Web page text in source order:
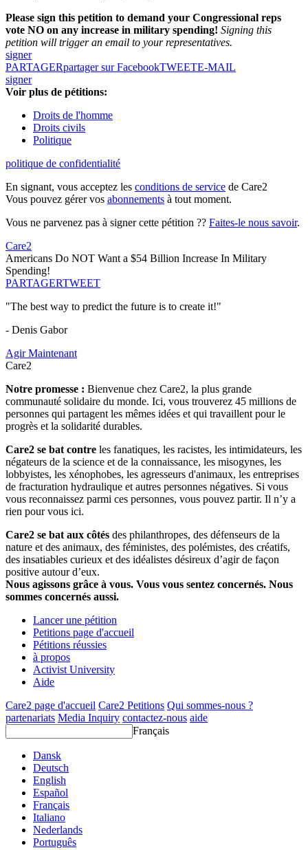
Please sign this petition to demand your Congressional reps
vote NO on any increase in military spending! Signing this
petition will trigger an email to your representatives.
signer
PARTAGERpartager sur FacebookTWEETE-MAIL
signer
Voir plus de pétitions:
Droits de l'homme
Droits civils
Politique
politique de confidentialité
En signant, vous acceptez les conditions de service de Care2
Vous pouvez gérer vos abonnements à tout moment.
Vous ne parvenez pas à signer cette pétition ?? Faites-le nous savoir.
Care2
Americans Do NOT Want a $54 Billion Increase In Military
Spending!
PARTAGERTWEET
"The best way to predict the future is to create it!"
- Denis Gabor
Agir Maintenant
Care2
Notre promesse : Bienvenue chez Care2, la plus grande
communauté solidaire du monde. Ici, vous trouverez 45 millions de
personnes qui partagent les mêmes idées et qui travaillent pour le
progrès et la solidarité durables.
Care2 se bat contre les fanatiques, les racistes, les intimidateurs, les
négateurs de la science et de la connaissance, les misogynes, les
lobbyistes, les xénophobes, les agresseurs d'animaux, les entreprises
de fracturation hydraulique et autres personnes négatives. Si vous
vous reconnaissez parmi ces personnes, vous pouvez partir. Il n’y a
rien pour vous ici.
Care2 se bat aux côtés des philanthropes, des défenseurs de la
nature et des animaux, des féministes, des polémistes, des créatifs,
des insatiables curieux et des idéalistes désireux d’agir de façon
positive autour d’eux.
Nous agissons grâce à vous. Vous vous sentez concernés. Nous
sommes concernés aussi.
Lancer une pétition
Petitions page d'accueil
Pétitions réussies
à propos
Activist University
Aide
Care2 page d'accueil Care2 Petitions Qui sommes-nous ?
partenariats Media Inquiry contactez-nous aide
Français
Dansk
Deutsch
English
Español
Français
Italiano
Nederlands
Português